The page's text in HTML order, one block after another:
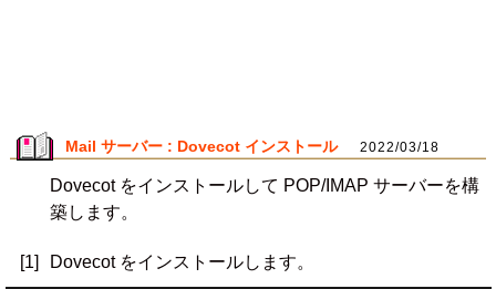
Mail サーバー : Dovecot インストール 2022/03/18
Dovecot をインストールして POP/IMAP サーバーを構
築します。
[1] Dovecot をインストールします。